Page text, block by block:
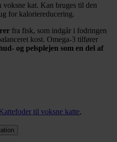
voksne kat. Kan bruges til den
for kaloriereducering.
fra fisk, som indgår i fodringen
kost. Omega-3 tilfører
og pelsplejen som en del af
til voksne katte,